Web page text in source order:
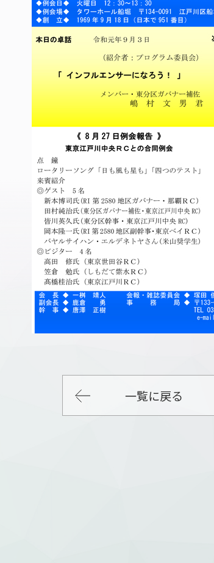
一覧に戻る